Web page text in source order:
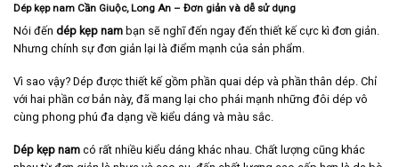
Dép kẹp nam Cần Giuộc, Long An – Đơn giản và dễ sử dụng
Nói đến dép kẹp nam bạn sẽ nghĩ đến ngay đến thiết kế cực kì đơn giản.
Nhưng chính sự đơn giản lại là điểm mạnh của sản phẩm.
Vì sao vậy? Dép được thiết kế gồm phần quai dép và phần thân dép. Chỉ
với hai phần cơ bản này, đã mang lại cho phái mạnh những đôi dép vô
cùng phong phú đa dạng về kiểu dáng và màu sắc.
Dép kẹp nam có rất nhiều kiểu dáng khác nhau. Chất lượng cũng khác